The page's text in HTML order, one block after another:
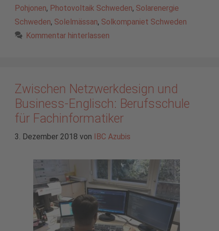
Pohjonen, Photovoltaik Schweden, Solarenergie
Schweden, Solelmässan, Solkompaniet Schweden
Kommentar hinterlassen
Zwischen Netzwerkdesign und
Business-Englisch: Berufsschule
für Fachinformatiker
3. Dezember 2018 von IBC Azubis